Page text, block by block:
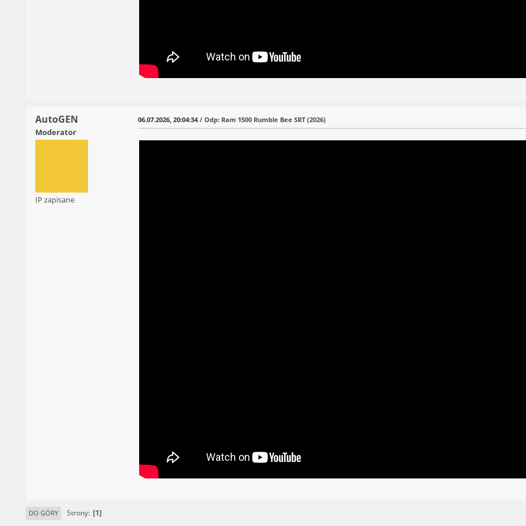
AutoGEN
Moderator
IP zapisane
06.07.2026, 20:04:34 / Odp: Ram 1500 Rumble Bee SRT (2026)
DO GÓRY Strony 1